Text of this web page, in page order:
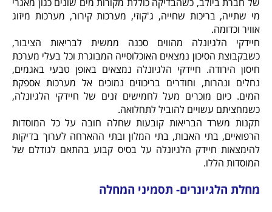
מי שתייה, בריכות שחייה, ג'קוזי, מערכות קירור, מערכות מיזוג
אוויר וכדומה.
חיידקי הלגיונלה מהווים סכנה ממשית לבריאות הציבור,
כשבקבוצת הסיכון נמצאים האוכלוסייה המבוגרת וכל בעלי מערכת
חיסון הירודה. חיידקי הלגיונלה נמצאים באופן טבעי באגמים,
נחלים ונהרות, וחודרים בריכוזים נמוכים אל מערכות אספקת
המים. כיום מוכרים מעל לחמישים זנים של חיידקי הלגיונלה,
כשמחציתם עשויים להוביל לתחלואה.
תקנות משרד הבריאות קובעות שחלה חובה על כל המוסדות
הרפואיים, בתי האבות, בתי המלון ובתי ההארחה לערוך בדיקות
להימצאות חיידק הלגיונלה על בסיס קבוע בהתאם לגודלם של
המוסדות הללו.
מחלת הלגיונרים- תסמיני המחלה